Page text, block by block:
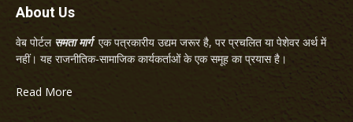
About Us
वेब पोर्टल समता मार्गएक पत्रकारीय उद्यम जरूर है, पर प्रचलित या पेशेवर अर्थ में
नहीं। यह राजनीतिक-सामाजिक कार्यकर्ताओं के एक समूह का प्रयास है।
Read More